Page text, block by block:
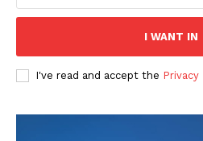
I WANT IN
I've read and accept the Privacy